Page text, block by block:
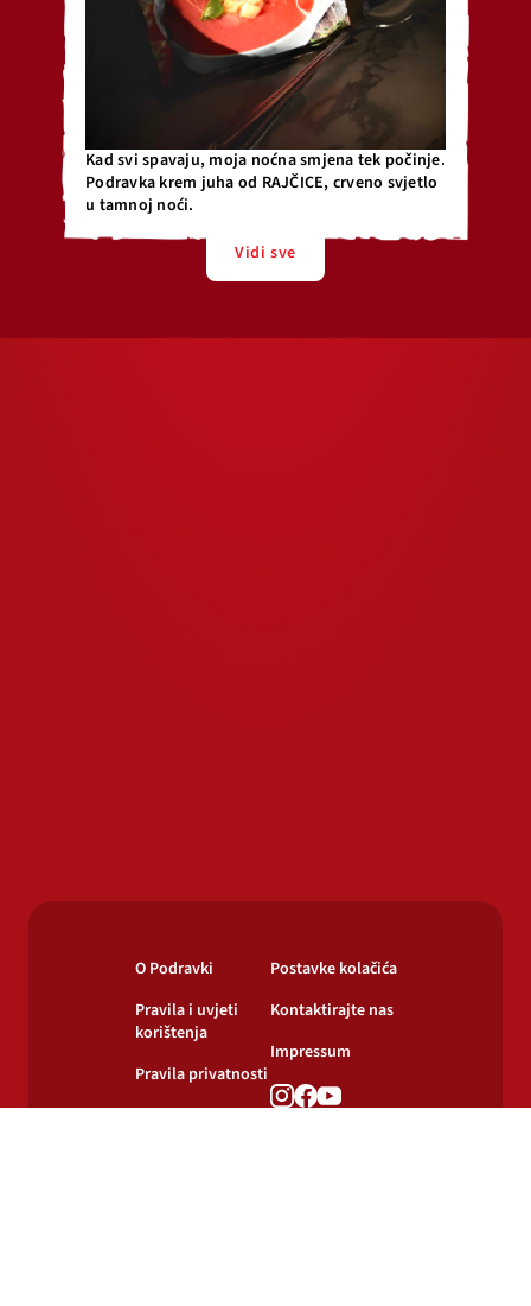
Kad svi spavaju, moja noćna smjena tek počinje.
Podravka krem juha od RAJČICE, crveno svjetlo
u tamnoj noći.
Vidi sve
O Podravki
Pravila i uvjeti
korištenja
Pravila privatnosti
Postavke kolačića
Kontaktirajte nas
Impressum